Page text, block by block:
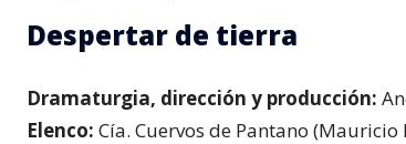
Despertar de tierra
Dramaturgia, dirección y producción:
Elenco: Cía. Cuervos de Pantano (Mauricio